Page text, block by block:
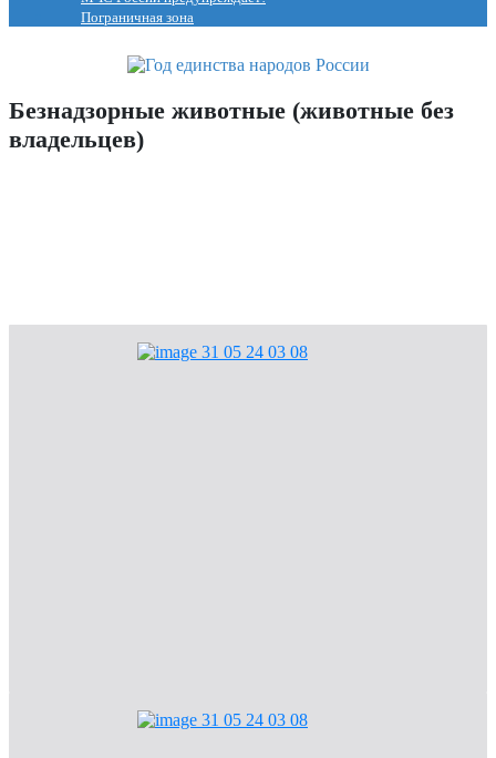
Пограничная зона
Безнадзорные животные (животные без
владельцев)